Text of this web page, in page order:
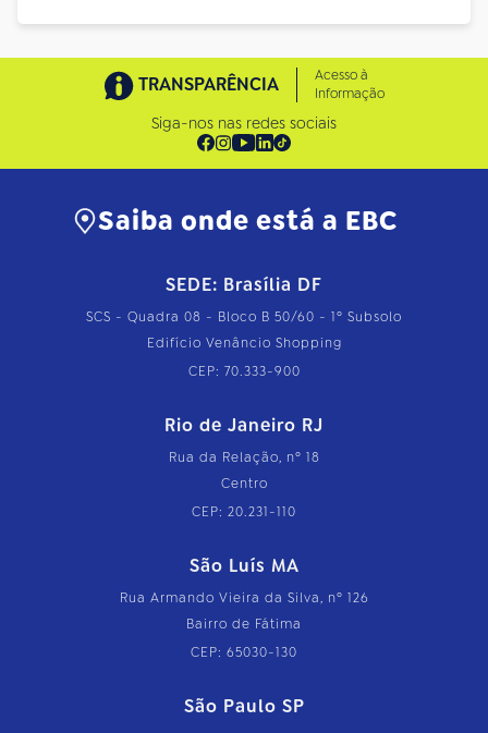
TRANSPARÊNCIA
Acesso à
Informação
Siga-nos nas redes sociais
Saiba onde está a EBC
SEDE: Brasília DF
SCS - Quadra 08 - Bloco B 50/60 - 1º Subsolo
Edifício Venâncio Shopping
CEP: 70.333-900
Rio de Janeiro RJ
Rua da Relação, nº 18
Centro
CEP: 20.231-110
São Luís MA
Rua Armando Vieira da Silva, nº 126
Bairro de Fátima
CEP: 65030-130
São Paulo SP